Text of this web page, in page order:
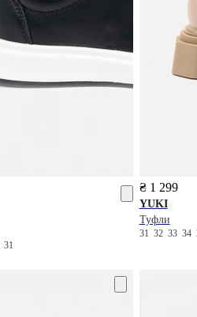
31
₴ 1 299
YUKI
Туфли
31 32 33 34